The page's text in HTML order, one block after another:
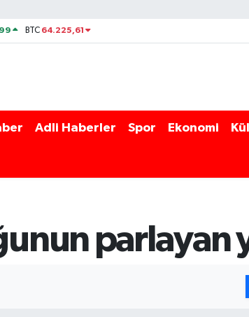
BTC 64.225,61
Adli Haberler Spor Ekonomi
parlayan